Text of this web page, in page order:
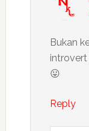
Bukan
introvert
😛
Reply